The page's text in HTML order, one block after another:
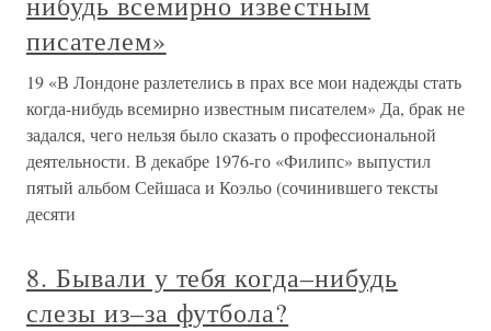
писателем»
19 «В Лондоне разлетелись в прах все мои надежды стать
когда-нибудь всемирно известным писателем» Да, брак не
задался, чего нельзя было сказать о профессиональной
деятельности. В декабре 1976-го «Филипс» выпустил
пятый альбом Сейшаса и Коэльо (сочинившего тексты
десяти
8. Бывали у тебя когда–нибудь
слезы из–за футбола?